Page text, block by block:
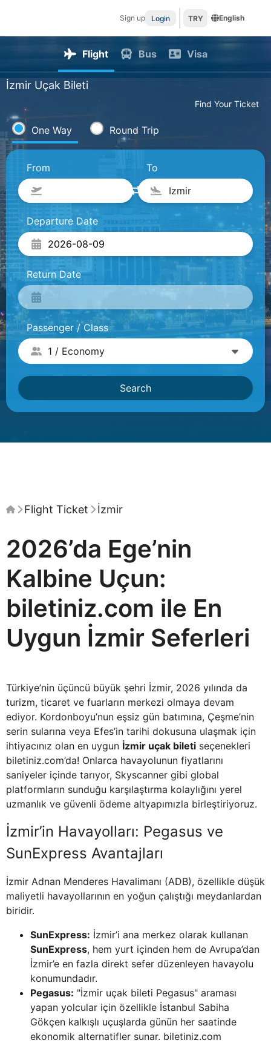
Sign up Login TRY English
Flight Bus Visa
İzmir Uçak Bileti
One Way Round Trip
Find Your Ticket
From
To
Izmir
Departure Date
Return Date
Passenger / Class
Search
Flight Ticket İzmir
2026’da Ege’nin
Kalbine Uçun:
biletiniz.com ile En
Uygun İzmir Seferleri
Türkiye’nin üçüncü büyük şehri İzmir, 2026 yılında da
turizm, ticaret ve fuarların merkezi olmaya devam
ediyor. Kordonboyu’nun eşsiz gün batımına, Çeşme’nin
serin sularına veya Efes’in tarihi dokusuna ulaşmak için
ihtiyacınız olan en uygun İzmir uçak bileti seçenekleri
biletiniz.com’da! Onlarca havayolunun fiyatlarını
saniyeler içinde tarıyor, Skyscanner gibi global
platformların sunduğu karşılaştırma kolaylığını yerel
uzmanlık ve güvenli ödeme altyapımızla birleştiriyoruz.
İzmir’in Havayolları: Pegasus ve
SunExpress Avantajları
İzmir Adnan Menderes Havalimanı (ADB), özellikle düşük
maliyetli havayollarının en yoğun çalıştığı meydanlardan
biridir.
SunExpress: İzmir’i ana merkez olarak kullanan
SunExpress, hem yurt içinden hem de Avrupa’dan
İzmir’e en fazla direkt sefer düzenleyen havayolu
konumundadır.
Pegasus: "İzmir uçak bileti Pegasus" araması
yapan yolcular için özellikle İstanbul Sabiha
Gökçen kalkışlı uçuşlarda günün her saatinde
ekonomik alternatifler sunar. biletiniz.com